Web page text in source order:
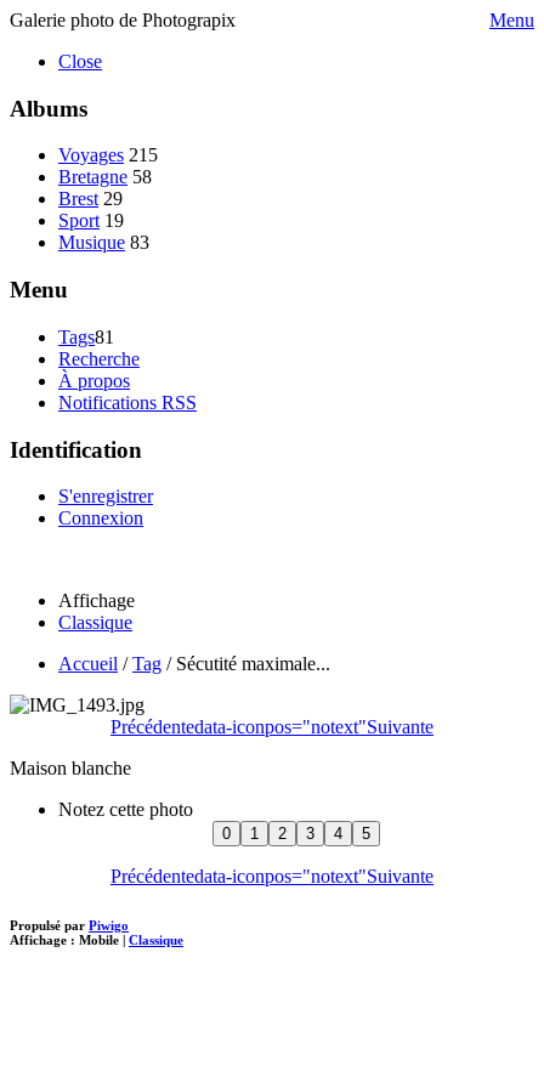
Galerie photo de Photograpix
Menu
Close
Albums
Voyages 215
Bretagne 58
Brest 29
Sport 19
Musique 83
Menu
Tags81
Recherche
À propos
Notifications RSS
Identification
S'enregistrer
Connexion
Affichage
Classique
Accueil /Tag / Sécutité maximale...
Précédentedata-iconpos="notext"Suivante
Maison blanche
Notez cette photo
Précédentedata-iconpos="notext"Suivante
Propulsé par Piwigo
Affichage : Mobile Classique